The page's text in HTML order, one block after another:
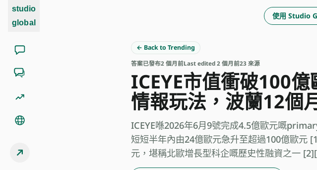
studio
global
使用 Studio
← Back to Trending
答案已發布2 個月前Last edited 2 個月前23 來源
ICEYE市值衝破100
情報玩法，波蘭12個
ICEYE喺2026年6月9號完成4.5億歐元嘅
短短半年內由24億歐元急升至超過100億歐元
元，堪稱北歐增長型科企嘅歷史性融資之一